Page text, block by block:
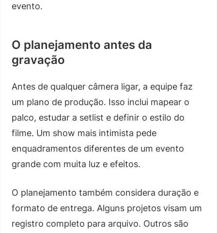
evento.
O planejamento antes da
gravação
Antes de qualquer câmera ligar, a equipe faz
um plano de produção. Isso inclui mapear o
palco, estudar a setlist e definir o estilo do
filme. Um show mais intimista pede
enquadramentos diferentes de um evento
grande com muita luz e efeitos.
O planejamento também considera duração e
formato de entrega. Alguns projetos visam um
registro completo para arquivo. Outros são